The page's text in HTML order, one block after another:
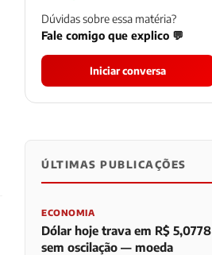
Dúvidas sobre essa matéria?
Fale comigo que explico 💬
Iniciar conversa
0 0 0
ÚLTIMAS PUBLICAÇÕES
ECONOMIA
Dólar hoje trava em R$ 5,0778
sem oscilação — moeda